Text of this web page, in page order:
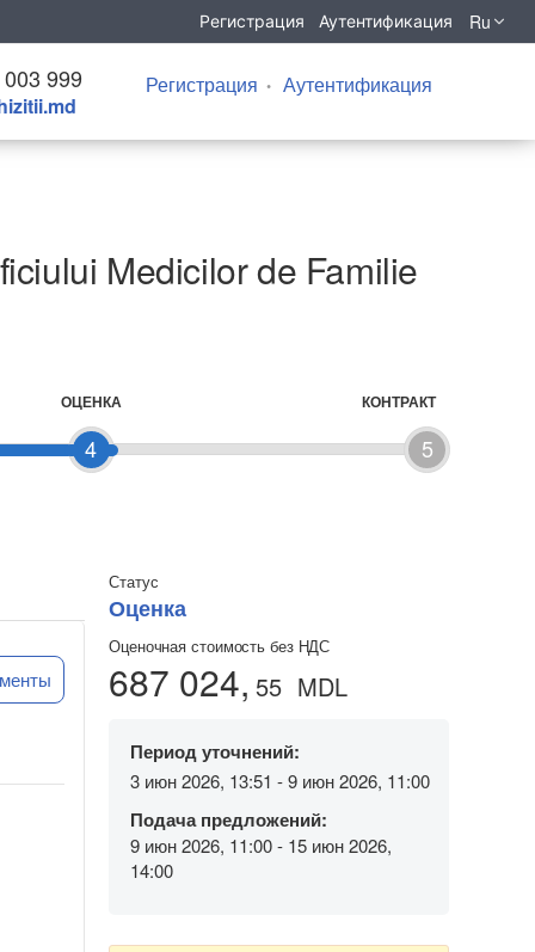
Регистрация Аутентификация Ru
999 Регистрация Аутентификация
Medicilor de Familie
4
ОЦЕНКА
5
КОНТРАКТ
Статус
Оценка
Оценочная стоимость без НДС
687 024, 55 MDL
Период уточнений:
3 июн 2026, 13:51 - 9 июн 2026, 11:00
Подача предложений:
9 июн 2026, 11:00 - 15 июн 2026,
14:00